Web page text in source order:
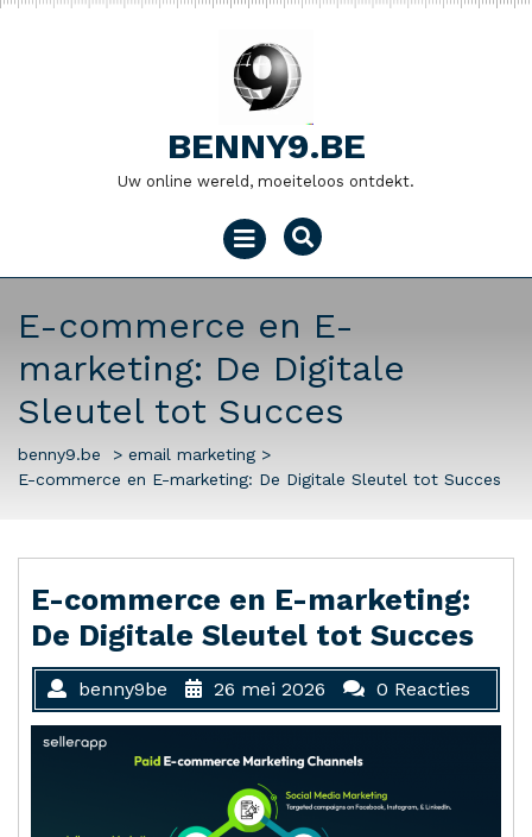
Naar
BENNY9.BE
Uw online wereld, moeiteloos ontdekt.
Menu
openen
E-commerce en E-
marketing: De Digitale
Sleutel tot Succes
benny9.be > email marketing>
E-commerce en E-marketing: De Digitale Sleutel tot Succes
E-commerce en E-marketing:
De Digitale Sleutel tot Succes
benny9be 26 mei 2026 0 Reacties